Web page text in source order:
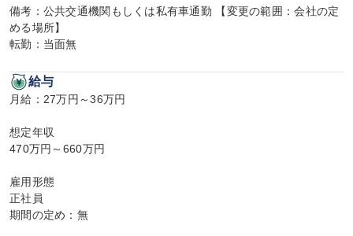
備考：公共交通機関もしくは私有車通勤 【変更の範囲：会社の定
める場所】
転勤：当面無
給与
月給：27万円～36万円
想定年収
470万円～660万円
雇用形態
正社員
期間の定め：無